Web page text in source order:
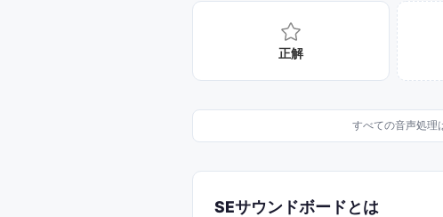
正解
すべての音声処理
SEサウンドボードとは